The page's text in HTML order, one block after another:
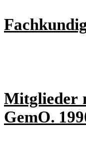
Mitglieder
GemO.